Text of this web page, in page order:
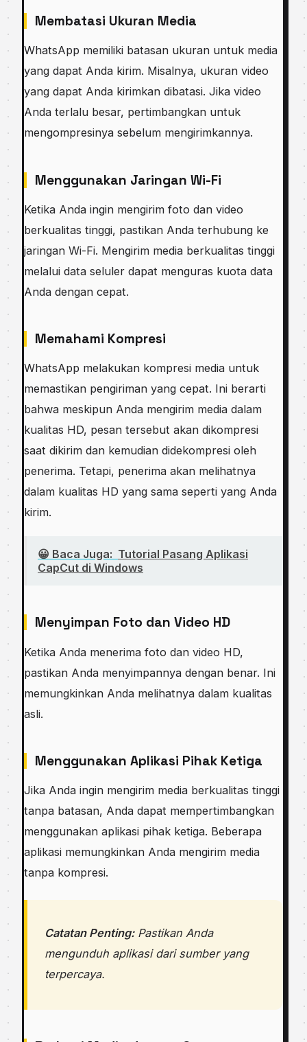
Membatasi Ukuran Media
WhatsApp memiliki batasan ukuran untuk media
yang dapat Anda kirim. Misalnya, ukuran video
yang dapat Anda kirimkan dibatasi. Jika video
Anda terlalu besar, pertimbangkan untuk
mengompresinya sebelum mengirimkannya.
Menggunakan Jaringan Wi-Fi
Ketika Anda ingin mengirim foto dan video
berkualitas tinggi, pastikan Anda terhubung ke
jaringan Wi-Fi. Mengirim media berkualitas tinggi
melalui data seluler dapat menguras kuota data
Anda dengan cepat.
Memahami Kompresi
WhatsApp melakukan kompresi media untuk
memastikan pengiriman yang cepat. Ini berarti
bahwa meskipun Anda mengirim media dalam
kualitas HD, pesan tersebut akan dikompresi
saat dikirim dan kemudian didekompresi oleh
penerima. Tetapi, penerima akan melihatnya
dalam kualitas HD yang sama seperti yang Anda
kirim.
😀 Baca Juga: Tutorial Pasang Aplikasi
CapCut di Windows
Menyimpan Foto dan Video HD
Ketika Anda menerima foto dan video HD,
pastikan Anda menyimpannya dengan benar. Ini
memungkinkan Anda melihatnya dalam kualitas
asli.
Menggunakan Aplikasi Pihak Ketiga
Jika Anda ingin mengirim media berkualitas tinggi
tanpa batasan, Anda dapat mempertimbangkan
menggunakan aplikasi pihak ketiga. Beberapa
aplikasi memungkinkan Anda mengirim media
tanpa kompresi.
Catatan Penting:Pastikan Anda
mengunduh aplikasi dari sumber yang
terpercaya.